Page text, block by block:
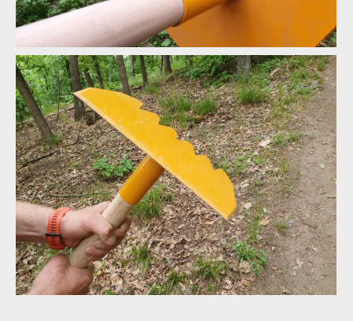
Test: Devonic tools Tatra - McLeod Fire Tool po slovensku
Test: Devonic tools Tatra - McLeod Fire Tool po slovensku
Test: Devonic tools Tatra - McLeod Fire Tool po slovensku
Test: Devonic tools Tatra - McLeod Fire Tool po slovensku